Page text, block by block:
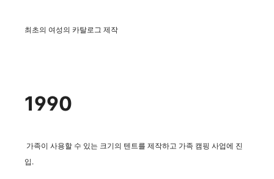
최초의 여성의 카탈로그 제작
1990
가족이 사용할 수 있는 크기의 텐트를 제작하고 가족 캠핑 사업에 진
입.